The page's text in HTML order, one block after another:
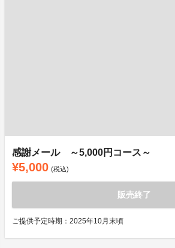
感謝メール ～5,000円コース～
¥5,000 (税込)
販売終了
ご提供予定時期：2025年10月末頃